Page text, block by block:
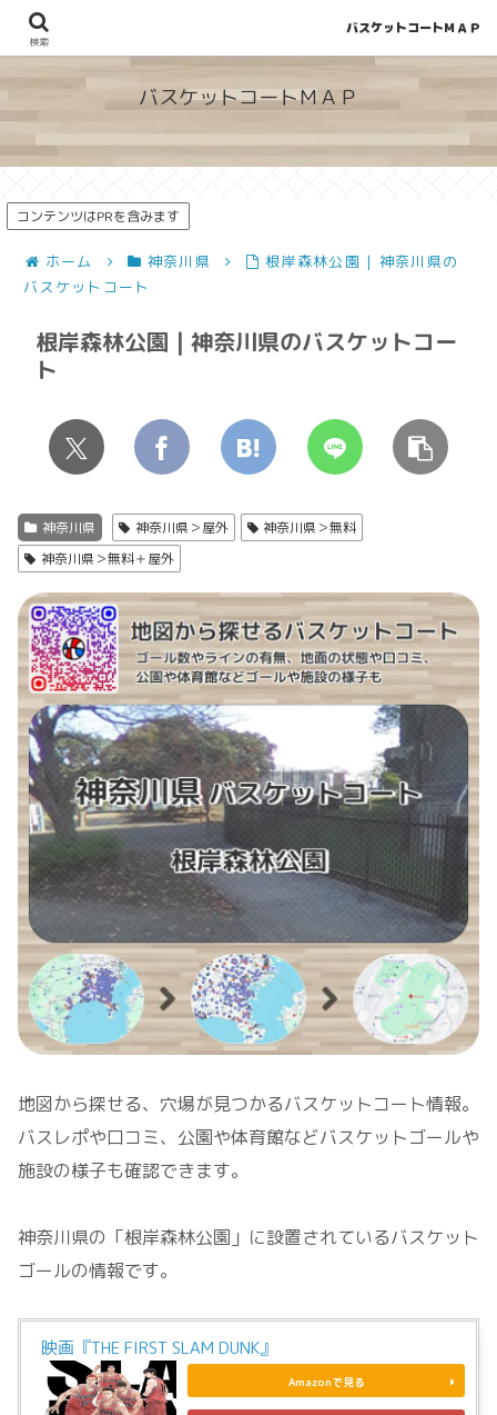
地図から探せる！穴場が見つかるバスケットコート情報
バスケットコートＭＡＰ
コンテンツはPRを含みます
ホーム 神奈川県
根岸森林公園 | 神奈川県の
バスケットコート
根岸森林公園 | 神奈川県のバスケットコー
ト
神奈川県 神奈川県＞屋外
神奈川県＞無料
神奈川県＞無料＋屋外
地図から探せる、穴場が見つかるバスケットコート情報。
バスレポや口コミ、公園や体育館などバスケットゴールや
施設の様子も確認できます。
神奈川県の「根岸森林公園」に設置されているバスケット
ゴールの情報です。
映画『THE FIRST SLAM DUNK』
Amazonで見る
検索
バスケットコートＭＡＰ